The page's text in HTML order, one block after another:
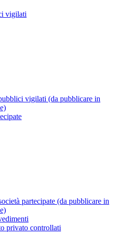
vigilati
vigilati (da pubblicare in
partecipate (da pubblicare in
privato controllati